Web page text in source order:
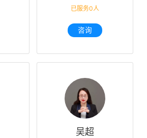
已服务0人
咨询
吴超